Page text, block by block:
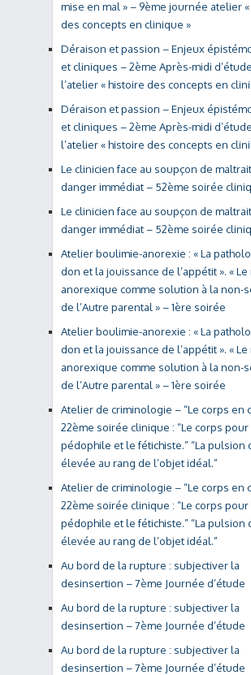
mise en mal » – 9ème journée atelier
des concepts en clinique »
Déraison et passion – Enjeux
et cliniques – 2ème Après-midi
l’atelier « histoire des concepts en
Déraison et passion – Enjeux
et cliniques – 2ème Après-midi
l’atelier « histoire des concepts en
Le clinicien face au soupçon de
danger immédiat – 52ème soirée
Le clinicien face au soupçon de
danger immédiat – 52ème soirée
Atelier boulimie-anorexie : « La
don et la jouissance de l’appétit ». «
anorexique comme solution à la non-
de l’Autre parental » – 1ère soirée
Atelier boulimie-anorexie : « La
don et la jouissance de l’appétit ». «
anorexique comme solution à la non-
de l’Autre parental » – 1ère soirée
Atelier de criminologie – “Le corps en
22ème soirée clinique : “Le corps pour
pédophile et le fétichiste.” “La pulsion
élevée au rang de l’objet idéal.”
Atelier de criminologie – “Le corps en
22ème soirée clinique : “Le corps pour
pédophile et le fétichiste.” “La pulsion
élevée au rang de l’objet idéal.”
Au bord de la rupture : subjectiver la
desinsertion – 7ème Journée d’étude
Au bord de la rupture : subjectiver la
desinsertion – 7ème Journée d’étude
Au bord de la rupture : subjectiver la
desinsertion – 7ème Journée d’étude